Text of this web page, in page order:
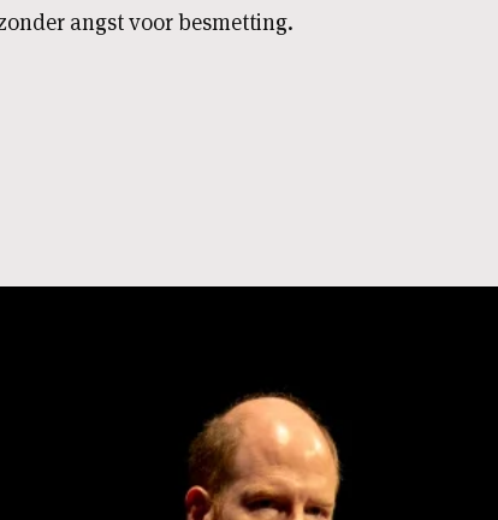
angst voor besmetting.